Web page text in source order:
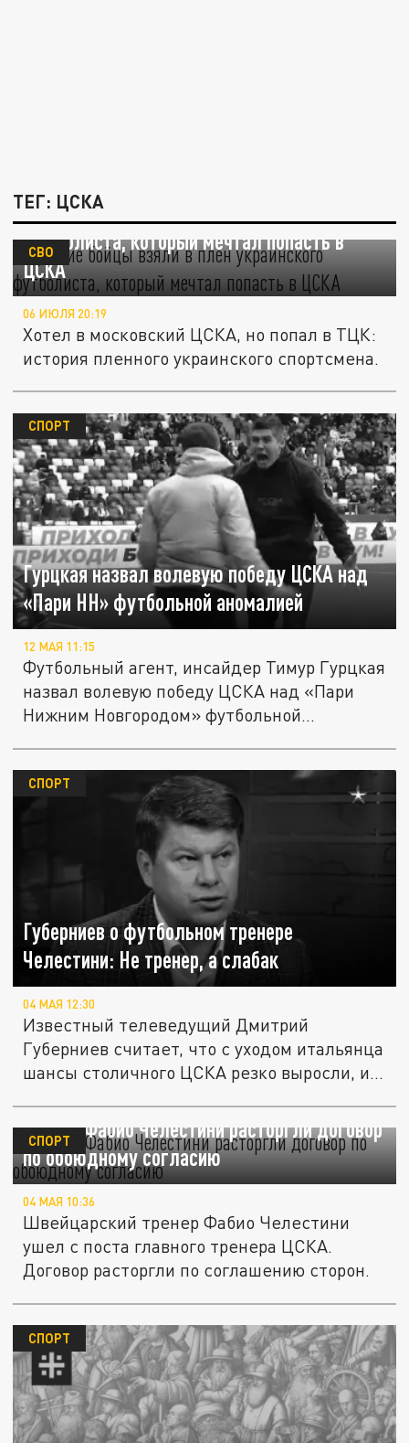
ТЕГ: ЦСКА
Русские бойцы взяли в плен украинского
футболиста, который мечтал попасть в
ЦСКА
СВО
06 ИЮЛЯ 20:19
Хотел в московский ЦСКА, но попал в ТЦК:
история пленного украинского спортсмена.
Гурцкая назвал волевую победу ЦСКА над
«Пари НН» футбольной аномалией
СПОРТ
12 МАЯ 11:15
Футбольный агент, инсайдер Тимур Гурцкая
назвал волевую победу ЦСКА над «Пари
Нижним Новгородом» футбольной...
Губерниев о футбольном тренере
Челестини: Не тренер, а слабак
СПОРТ
04 МАЯ 12:30
Известный телеведущий Дмитрий
Губерниев считает, что с уходом итальянца
шансы столичного ЦСКА резко выросли, и...
ЦСКА и Фабио Челестини расторгли договор
по обоюдному согласию
СПОРТ
04 МАЯ 10:36
Швейцарский тренер Фабио Челестини
ушел с поста главного тренера ЦСКА.
Договор расторгли по соглашению сторон.
СПОРТ